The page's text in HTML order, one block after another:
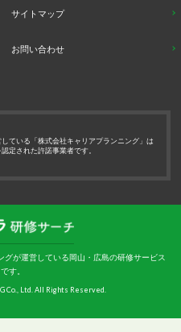
サイトマップ
お問い合わせ
している「株式会社キャリアプランニング」は
定された許諾事業者です。
グが運営している岡山・広島の研修サービス
す。
Co., Ltd. All Rights Reserved.